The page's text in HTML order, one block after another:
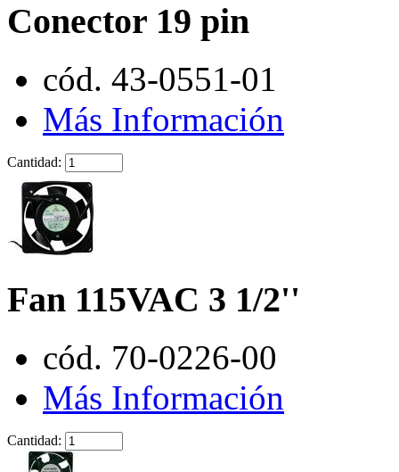
Conector 19 pin
cód. 43-0551-01
Más Información
Cantidad:
Fan 115VAC 3 1/2''
cód. 70-0226-00
Más Información
Cantidad: